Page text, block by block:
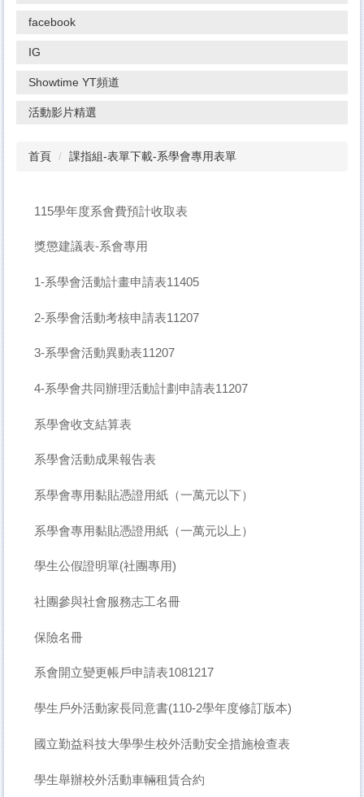
facebook
IG
Showtime YT頻道
活動影片精選
首頁 課指組-表單下載-系學會專用表單
115學年度系會費預計收取表
獎懲建議表-系會專用
1-系學會活動計畫申請表11405
2-系學會活動考核申請表11207
3-系學會活動異動表11207
4-系學會共同辦理活動計劃申請表11207
系學會收支結算表
系學會活動成果報告表
系學會專用黏貼憑證用紙（一萬元以下）
系學會專用黏貼憑證用紙（一萬元以上）
學生公假證明單(社團專用)
社團參與社會服務志工名冊
保險名冊
系會開立變更帳戶申請表1081217
學生戶外活動家長同意書(110-2學年度修訂版本)
國立勤益科技大學學生校外活動安全措施檢查表
學生舉辦校外活動車輛租賃合約